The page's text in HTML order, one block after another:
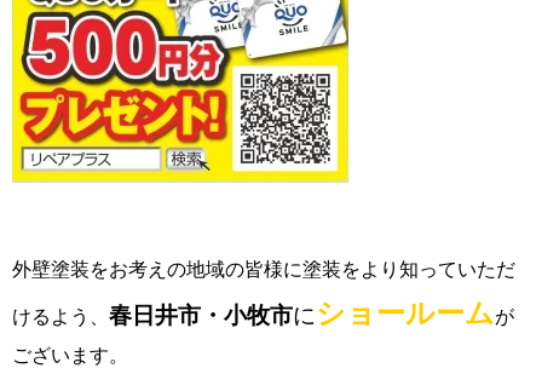
外壁塗装をお考えの地域の皆様に塗装をより知っていただ
けるよう、 春日井市 ・小牧市にショールームが
ございます。